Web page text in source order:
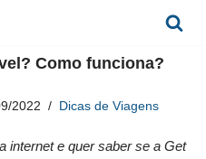
Como funciona?
2022 Dicas de Viagens
internet e quer saber se a Get